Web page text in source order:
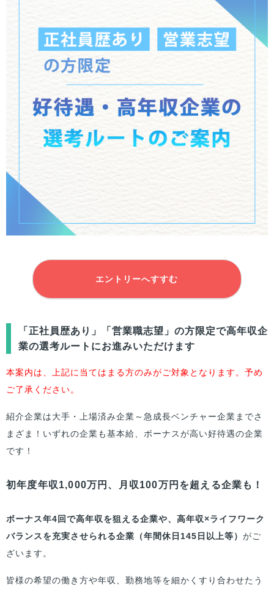
エントリーへすすむ
「正社員歴あり」「営業職志望」の方限定で高年収企
業の選考ルートにお進みいただけます
本案内は、上記に当てはまる方のみがご対象となります。予め
ご了承ください。
紹介企業は大手・上場済み企業～急成長ベンチャー企業までさ
まざま！いずれの企業も基本給、ボーナスが高い好待遇の企業
です！
初年度年収1,000万円、月収100万円を超える企業も！
ボーナス年4回で高年収を狙える企業や、高年収×ライフワーク
バランスを充実させられる企業（年間休日145日以上等） がご
ざいます。
皆様の希望の働き方や年収、勤務地等を細かくすり合わせたう